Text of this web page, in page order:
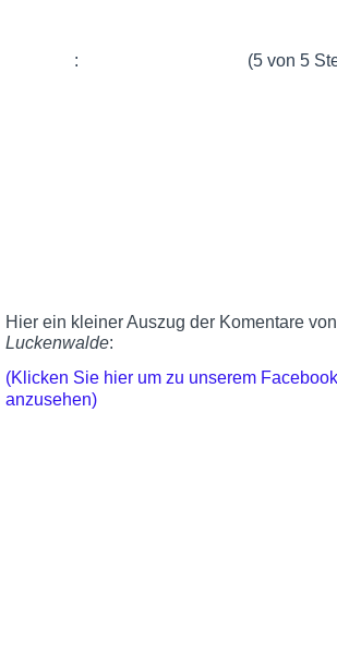
: (5 von 5
Hier ein kleiner Auszug der Komentare
Luckenwalde:
(Klicken Sie hier um zu unserem
anzusehen)